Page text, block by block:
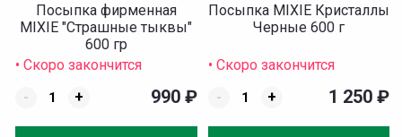
Посыпка фирменная
MIXIE "Страшные тыквы"
600 гр
• Скоро закончится
-
+ 990 ₽
Посыпка MIXIE Кристаллы
Черные 600 г
• Скоро закончится
-
+ 1 250 ₽